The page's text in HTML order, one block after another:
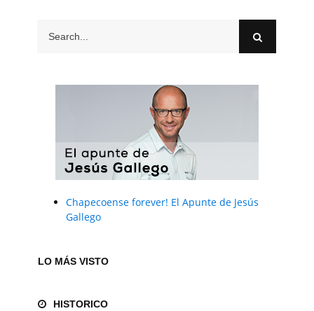
Chapecoense forever! El Apunte de Jesús
Gallego
LO MÁS VISTO
HISTORICO